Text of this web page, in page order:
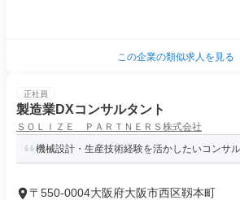
この企業の類似求人を見る
正社員
製造業DXコンサルタント
ＳＯＬＩＺＥ ＰＡＲＴＮＥＲＳ株式会社
機械設計・生産技術経験を活かしたいコンサ
〒550-0004大阪府大阪市西区靱本町